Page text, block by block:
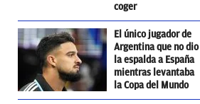
coger
El único jugador de
Argentina que no dio
la espalda a España
mientras levantaba
la Copa del Mundo